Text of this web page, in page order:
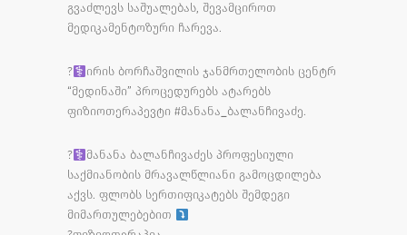
გვაძლევს საშუალებას, შევამციროთ
მედიკამენტოზური ჩარევა.
?‍
ირის ბორჩაშვილის ჯანმრთელობის ცენტრ
“მედინაში” პროცედურებს ატარებს
ფიზიოთერაპევტი #მანანა_ბალანჩივაძე.
?‍
მანანა ბალანჩივაძეს პროფესიული
საქმიანობის მრავალწლიანი გამოცდილება
აქვს. ფლობს სერთიფიკატებს შემდეგი
მიმართულებებით